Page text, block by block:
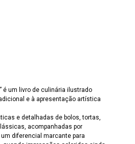
é um livro de culinária ilustrado
e à apresentação artística
e detalhadas de bolos, tortas,
acompanhadas por
diferencial marcante para